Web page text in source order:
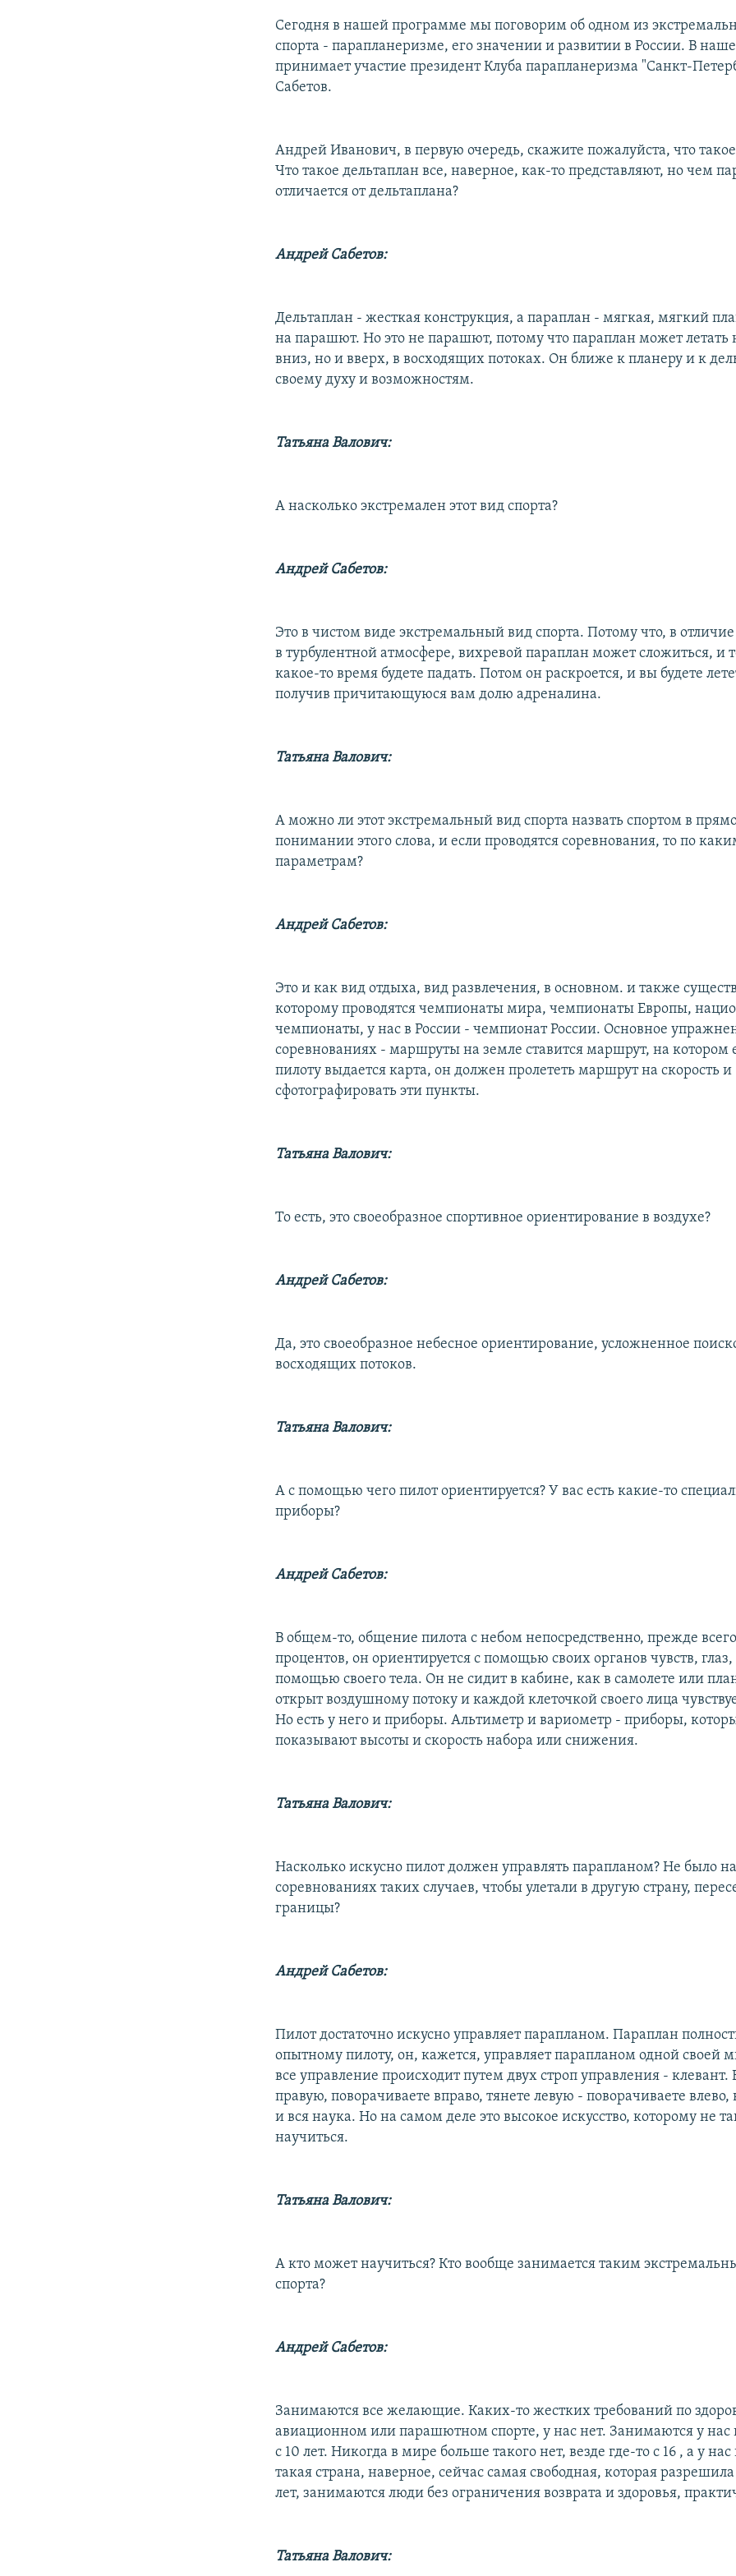
Сегодня в нашей программе мы поговорим об одном из
спорта - парапланеризме, его значении и развитии в России. В
принимает участие президент Клуба парапланеризма "Санкт-
Сабетов.
Андрей Иванович, в первую очередь, скажите пожалуйста, что
Что такое дельтаплан все, наверное, как-то представляют, но чем
отличается от дельтаплана?
Андрей Сабетов:
Дельтаплан - жесткая конструкция, а параплан - мягкая, мягкий
на парашют. Но это не парашют, потому что параплан может летать
вниз, но и вверх, в восходящих потоках. Он ближе к планеру и к
своему духу и возможностям.
Татьяна Валович:
А насколько экстремален этот вид спорта?
Андрей Сабетов:
Это в чистом виде экстремальный вид спорта. Потому что, в
в турбулентной атмосфере, вихревой параплан может сложиться, и
какое-то время будете падать. Потом он раскроется, и вы будете
получив причитающуюся вам долю адреналина.
Татьяна Валович:
А можно ли этот экстремальный вид спорта назвать спортом в
понимании этого слова, и если проводятся соревнования, то по
параметрам?
Андрей Сабетов:
Это и как вид отдыха, вид развлечения, в основном. и также
которому проводятся чемпионаты мира, чемпионаты Европы,
чемпионаты, у нас в России - чемпионат России. Основное
соревнованиях - маршруты на земле ставится маршрут, на котором
пилоту выдается карта, он должен пролететь маршрут на скорость и
сфотографировать эти пункты.
Татьяна Валович:
То есть, это своеобразное спортивное ориентирование в воздухе?
Андрей Сабетов:
Да, это своеобразное небесное ориентирование, усложненное
восходящих потоков.
Татьяна Валович:
А с помощью чего пилот ориентируется? У вас есть какие-то
приборы?
Андрей Сабетов:
В общем-то, общение пилота с небом непосредственно, прежде
процентов, он ориентируется с помощью своих органов чувств, глаз,
помощью своего тела. Он не сидит в кабине, как в самолете или
открыт воздушному потоку и каждой клеточкой своего лица
Но есть у него и приборы. Альтиметр и вариометр - приборы,
показывают высоты и скорость набора или снижения.
Татьяна Валович:
Насколько искусно пилот должен управлять парапланом? Не было
соревнованиях таких случаев, чтобы улетали в другую страну,
границы?
Андрей Сабетов:
Пилот достаточно искусно управляет парапланом. Параплан
опытному пилоту, он, кажется, управляет парапланом одной своей
все управление происходит путем двух строп управления - клевант.
правую, поворачиваете вправо, тянете левую - поворачиваете влево,
и вся наука. Но на самом деле это высокое искусство, которому не
научиться.
Татьяна Валович:
А кто может научиться? Кто вообще занимается таким
спорта?
Андрей Сабетов:
Занимаются все желающие. Каких-то жестких требований по
авиационном или парашютном спорте, у нас нет. Занимаются у нас
с 10 лет. Никогда в мире больше такого нет, везде где-то с 16 , а у нас
такая страна, наверное, сейчас самая свободная, которая
лет, занимаются люди без ограничения возврата и здоровья,
Татьяна Валович: